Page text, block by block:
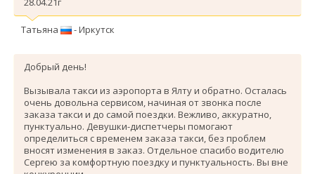
Татьяна - Иркутск
Добрый день!
Вызывала такси из аэропорта в Ялту и обратно. Осталась
очень довольна сервисом, начиная от звонка после
заказа такси и до самой поездки. Вежливо, аккуратно,
пунктуально. Девушки-диспетчеры помогают
определиться с временем заказа такси, без проблем
вносят изменения в заказ. Отдельное спасибо водителю
Сергею за комфортную поездку и пунктуальность. Вы вне